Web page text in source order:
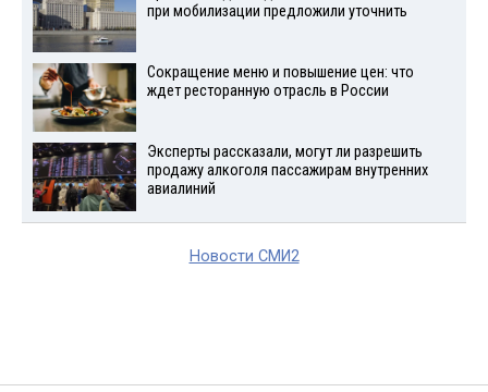
при мобилизации предложили уточнить
Сокращение меню и повышение цен: что
ждет ресторанную отрасль в России
Эксперты рассказали, могут ли разрешить
продажу алкоголя пассажирам внутренних
авиалиний
Новости СМИ2